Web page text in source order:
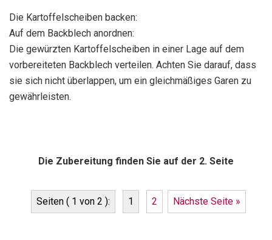
Die Kartoffelscheiben backen:
Auf dem Backblech anordnen:
Die gewürzten Kartoffelscheiben in einer Lage auf dem
vorbereiteten Backblech verteilen. Achten Sie darauf, dass
sie sich nicht überlappen, um ein gleichmäßiges Garen zu
gewährleisten.
Die Zubereitung finden Sie auf der 2. Seite
Seiten ( 1 von 2 ): 1 2 Nächste Seite »